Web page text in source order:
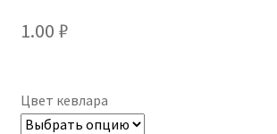
1.00 ₽
Цвет кевлара